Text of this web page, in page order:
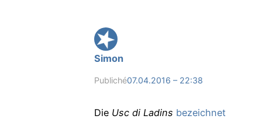
Simon
Publiché07.04.2016 – 22:38
Die Usc di Ladins bezeichnet